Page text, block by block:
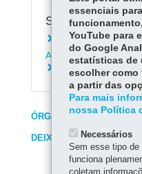
Serviços
Agendar
Assistência à Saúde
Consultar
ÓRGÃO RESPONSÁVEL
DEIXE SUA OPINIÃO
essenciais
YouTube para
do Google
estatísticas de
escolher como
a partir das
Para mais
nossa Política
Necessários
Sem esse tipo
funciona
coletam